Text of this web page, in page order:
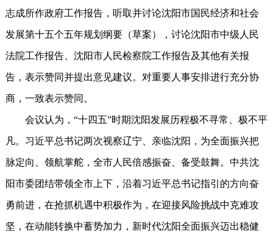
志成所作政府工作报告，听取并讨论沈阳市国民经济和社会
发展第十五个五年规划纲要（草案），讨论沈阳市中级人民
法院工作报告、沈阳市人民检察院工作报告及其他有关报
告，表示赞同并提出意见建议。对重要人事安排进行充分协
商，一致表示赞同。
会议认为，“十四五”时期沈阳发展历程极不寻常、极不平
凡。习近平总书记两次视察辽宁、亲临沈阳，为全面振兴把
脉定向、领航掌舵，全市人民倍感振奋、备受鼓舞。中共沈
阳市委团结带领全市上下，沿着习近平总书记指引的方向奋
勇前进，在抢抓机遇中积极作为，在迎接风险挑战中克难攻
坚，在动能转换中蓄势加力，新时代沈阳全面振兴迈出稳健